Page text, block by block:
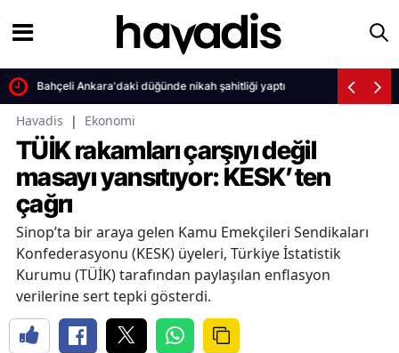
Bahçeli Ankara'daki düğünde nikah şahitliği yaptı
Havadis | Ekonomi
TÜİK rakamları çarşıyı değil
masayı yansıtıyor: KESK’ten
çağrı
Sinop’ta bir araya gelen Kamu Emekçileri Sendikaları
Konfederasyonu (KESK) üyeleri, Türkiye İstatistik
Kurumu (TÜİK) tarafından paylaşılan enflasyon
verilerine sert tepki gösterdi.